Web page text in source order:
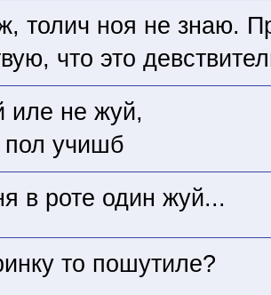
толич ноя не знаю.
что это
иле не жуй,
учишб
в роте один жуй...
то пошутиле?